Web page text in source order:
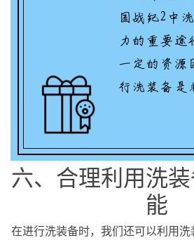
六、合理利用洗
能
在进行洗装备时，我们还可以利用